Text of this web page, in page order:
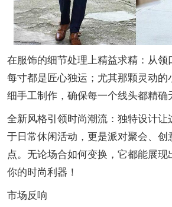
在服饰的细节处理上精益求精：从领
每寸都是匠心独运；尤其那颗灵动的
细手工制作，确保每一个线头都精确
全新风格引领时尚潮流：独特设计让
于日常休闲活动，更是派对聚会、创
点。无论场合如何变换，它都能展现
你的时尚利器！
市场反响